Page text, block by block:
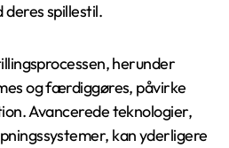
spillestil.
herunder
og færdiggøres, påvirke
Avancerede teknologier,
kan yderligere